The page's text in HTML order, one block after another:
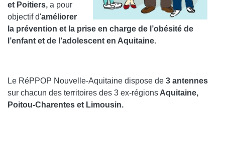
et Poitiers, a pour
objectif d'améliorer
la prévention et la prise en charge de l’obésité de
l’enfant et de l’adolescent en Aquitaine.
Le RéPPOP Nouvelle-Aquitaine dispose de 3 antennes
sur chacun des territoires des 3 ex-régionsAquitaine,
Poitou-Charentes et Limousin.